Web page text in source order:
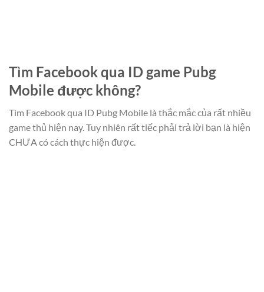
Tìm Facebook qua ID game Pubg
Mobile được không?
Tìm Facebook qua ID Pubg Mobile là thắc mắc của rất nhiều
game thủ hiện nay. Tuy nhiên rất tiếc phải trả lời bạn là hiện
CHƯA có cách thực hiện được.